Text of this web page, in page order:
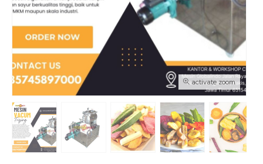
activate zoom